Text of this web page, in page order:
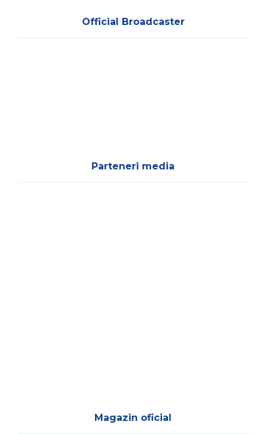
Official Broadcaster
Parteneri media
Magazin oficial